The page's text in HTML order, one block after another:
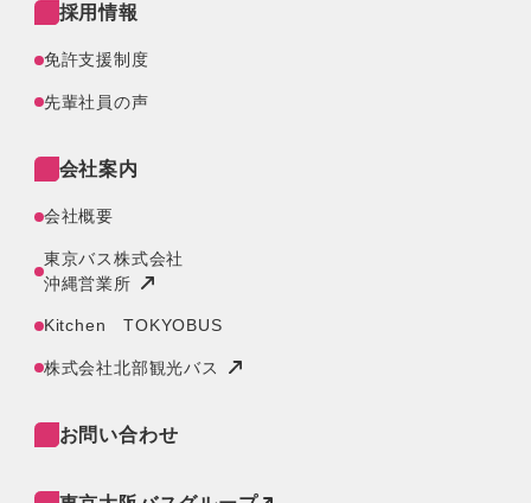
採用情報
免許支援制度
先輩社員の声
会社案内
会社概要
東京バス株式会社
沖縄営業所
Kitchen TOKYOBUS
株式会社北部観光バス
お問い合わせ